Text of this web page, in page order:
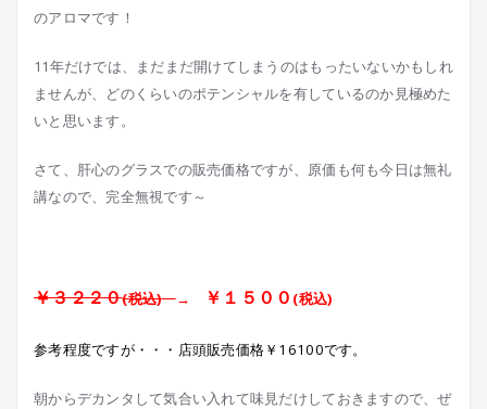
のアロマです！
11年だけでは、まだまだ開けてしまうのはもったいないかもしれ
ませんが、どのくらいのポテンシャルを有しているのか見極めた
いと思います。
さて、肝心のグラスでの販売価格ですが、原価も何も今日は無礼
講なので、完全無視です～
￥３２２０(税込) → ￥１５００ (税込)
参考程度ですが・・・店頭販売価格￥16100です。
朝からデカンタして気合い入れて味見だけしておきますので、ぜ